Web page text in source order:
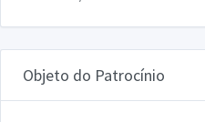
Objeto do Patrocínio